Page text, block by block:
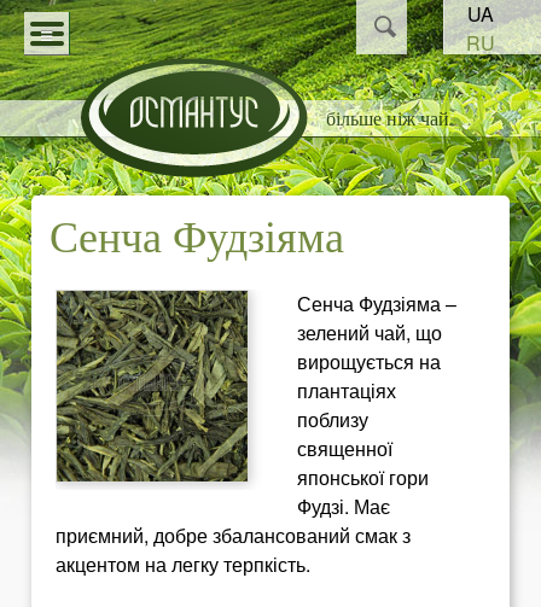
Перейти
до
основного
матеріалу
UA
RU
Пошукова
форма
Пошук
О
С
М
А
Н
Т
У
С
більше ніж чай
КАТАЛОГ
СТАТТІ
НОВИНИ
ПАРТНЕРАМ
Сенча Фудзіяма
Сенча Фудзіяма –
зелений чай, що
вирощується на
плантаціях
поблизу
священної
японської гори
Фудзі. Має
приємний, добре збалансований смак з
акцентом на легку терпкість.